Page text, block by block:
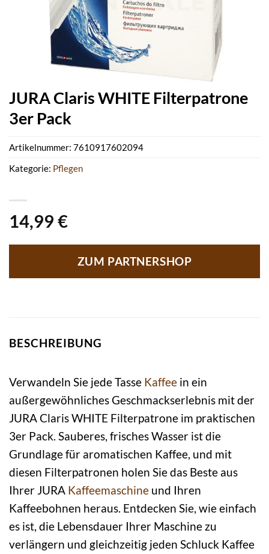
JURA Claris WHITE Filterpatrone
3er Pack
14,99 €
ZUM PARTNERSHOP
Artikelnummer: 7610917602094
Kategorie: Pflegen
BESCHREIBUNG
Verwandeln Sie jede Tasse Kaffee in ein
außergewöhnliches Geschmackserlebnis mit der
JURA Claris WHITE Filterpatrone im praktischen
3er Pack. Sauberes, frisches Wasser ist die
Grundlage für aromatischen Kaffee, und mit
diesen Filterpatronen holen Sie das Beste aus
Ihrer JURA Kaffeemaschine und Ihren
Kaffeebohnen heraus. Entdecken Sie, wie einfach
es ist, die Lebensdauer Ihrer Maschine zu
verlängern und gleichzeitig jeden Schluck Kaffee